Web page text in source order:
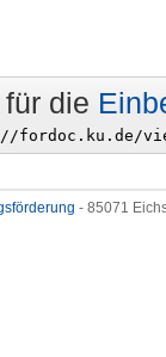
für die
- 85071